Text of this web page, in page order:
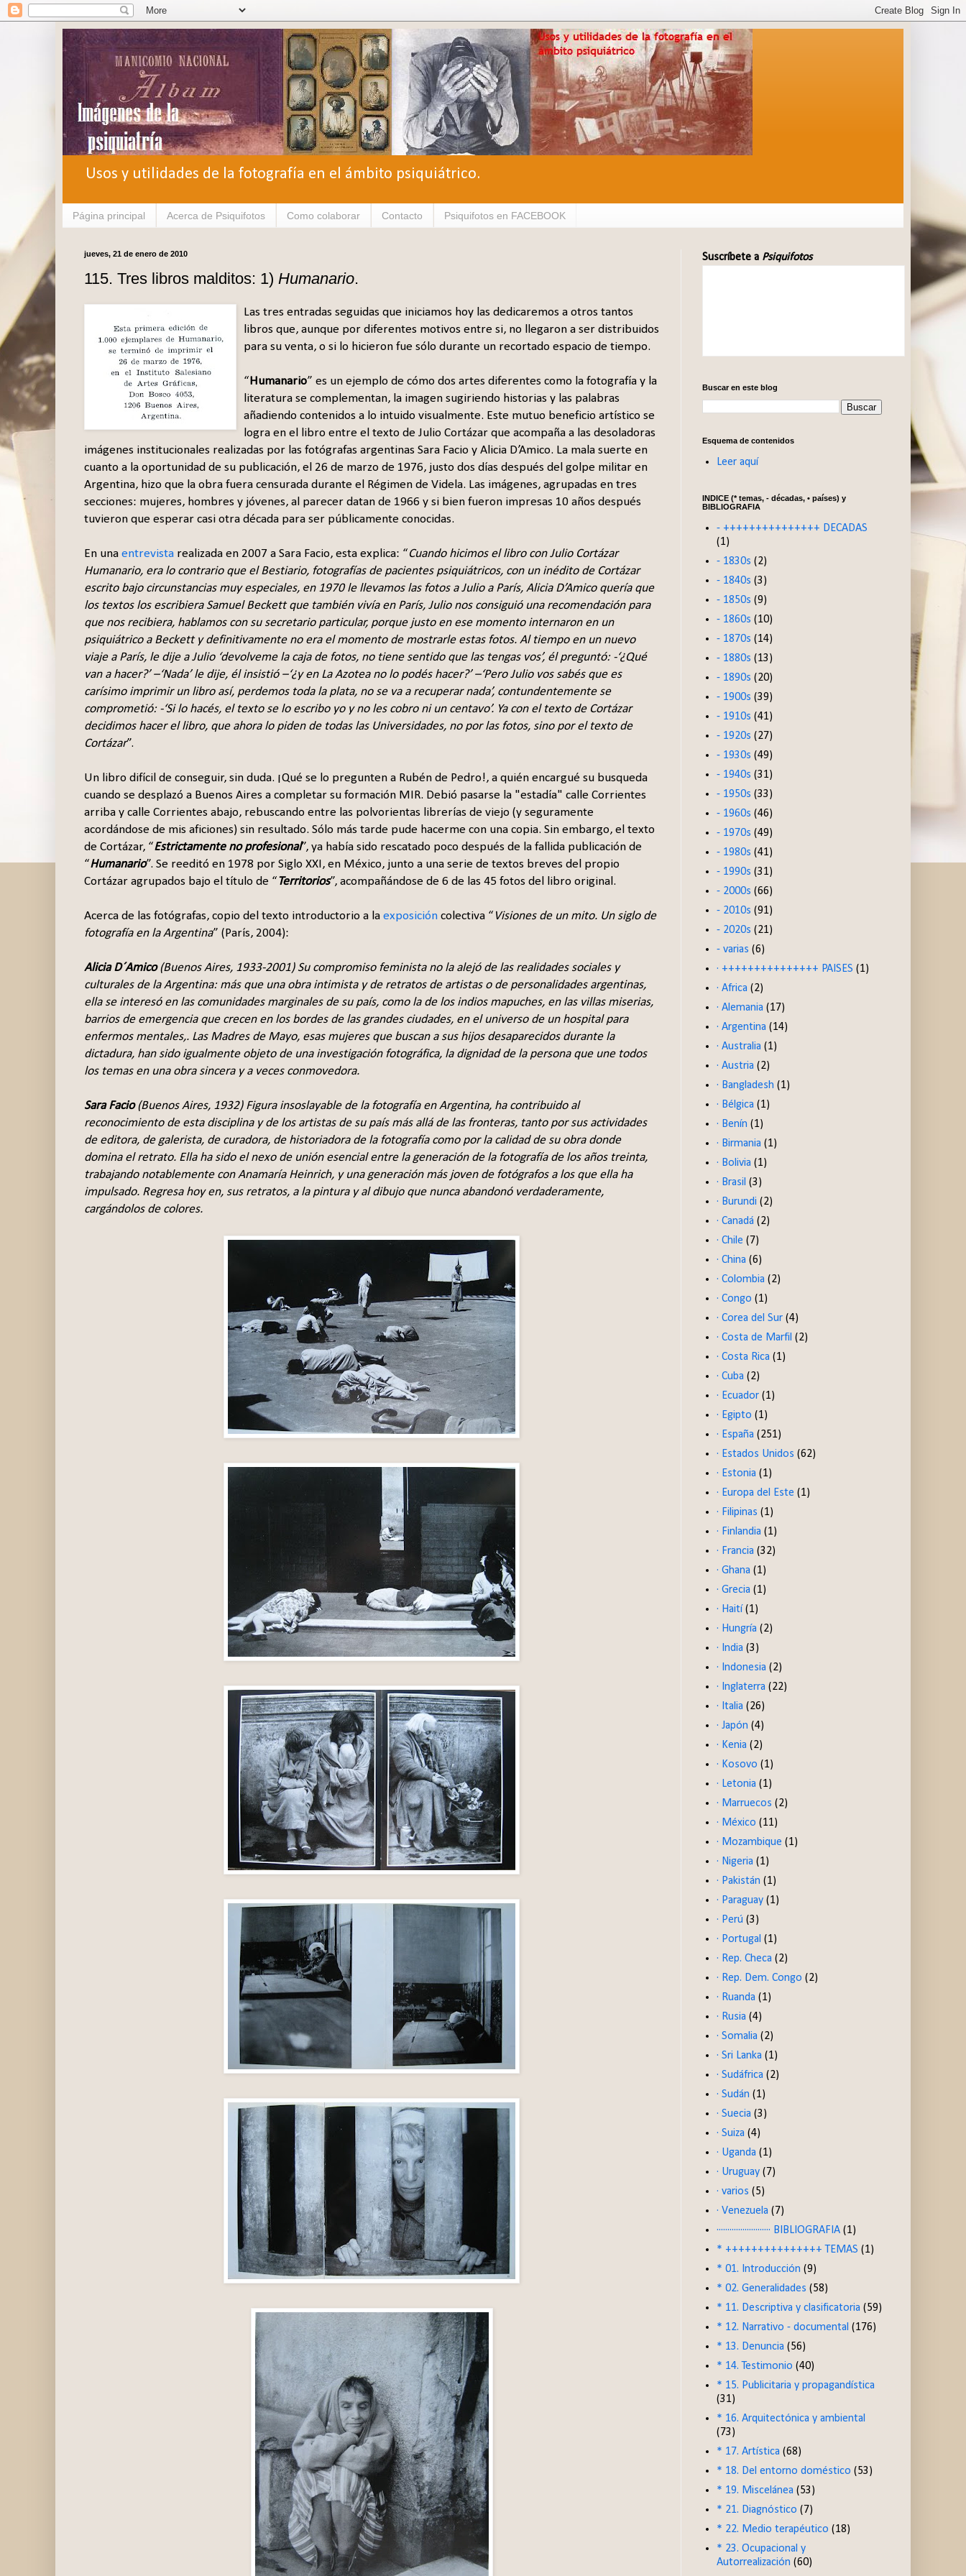
Usos y utilidades de la fotografía en el ámbito psiquiátrico.
Página principal Acerca de Psiquifotos Como colaborar Contacto Psiquifotos en FACEBOOK
jueves, 21 de enero de 2010
115. Tres libros malditos: 1) Humanario.
Las tres entradas seguidas que iniciamos hoy las dedicaremos a otros tantos
libros que, aunque por diferentes motivos entre si, no llegaron a ser distribuidos
para su venta, o si lo hicieron fue sólo durante un recortado espacio de tiempo.
“ Humanario” es un ejemplo de cómo dos artes diferentes como la fotografía y la
literatura se complementan, la imagen sugiriendo historias y las palabras
añadiendo contenidos a lo intuido visualmente. Este mutuo beneficio artístico se
logra en el libro entre el texto de Julio Cortázar que acompaña a las desoladoras
imágenes institucionales realizadas por las fotógrafas argentinas Sara Facio y Alicia D’Amico. La mala suerte en
cuanto a la oportunidad de su publicación, el 26 de marzo de 1976, justo dos días después del golpe militar en
Argentina, hizo que la obra fuera censurada durante el Régimen de Videla. Las imágenes, agrupadas en tres
secciones: mujeres, hombres y jóvenes, al parecer datan de 1966 y si bien fueron impresas 10 años después
tuvieron que esperar casi otra década para ser públicamente conocidas.
En una entrevista realizada en 2007 a Sara Facio, esta explica: “Cuando hicimos el libro con Julio Cortázar
Humanario, era lo contrario que el Bestiario, fotografías de pacientes psiquiátricos, con un inédito de Cortázar
escrito bajo circunstancias muy especiales, en 1970 le llevamos las fotos a Julio a París, Alicia D’Amico quería que
los textos los escribiera Samuel Beckett que también vivía en París, Julio nos consiguió una recomendación para
que nos recibiera, hablamos con su secretario particular, porque justo en ese momento internaron en un
psiquiátrico a Beckett y definitivamente no era el momento de mostrarle estas fotos. Al tiempo en un nuevo
viaje a París, le dije a Julio ‘devolveme la caja de fotos, no tiene sentido que las tengas vos’, él preguntó: -‘¿Qué
van a hacer?’ –‘Nada’ le dije, él insistió –‘¿y en La Azotea no lo podés hacer?’ –‘Pero Julio vos sabés que es
carísimo imprimir un libro así, perdemos toda la plata, no se va a recuperar nada’, contundentemente se
comprometió: -‘Si lo hacés, el texto se lo escribo yo y no les cobro ni un centavo’. Ya con el texto de Cortázar
decidimos hacer el libro, que ahora lo piden de todas las Universidades, no por las fotos, sino por el texto de
Cortázar”.
Un libro difícil de conseguir, sin duda. ¡Qué se lo pregunten a Rubén de Pedro!, a quién encargué su busqueda
cuando se desplazó a Buenos Aires a completar su formación MIR. Debió pasarse la "estadía" calle Corrientes
arriba y calle Corrientes abajo, rebuscando entre las polvorientas librerías de viejo (y seguramente
acordándose de mis aficiones) sin resultado. Sólo más tarde pude hacerme con una copia. Sin embargo, el texto
de Cortázar, “Estrictamente no profesional”, ya había sido rescatado poco después de la fallida publicación de
“Humanario”. Se reeditó en 1978 por Siglo XXI, en México, junto a una serie de textos breves del propio
Cortázar agrupados bajo el título de “Territorios”, acompañándose de 6 de las 45 fotos del libro original.
Acerca de las fotógrafas, copio del texto introductorio a la exposición colectiva “ Visiones de un mito. Un siglo de
fotografía en la Argentina” (París, 2004):
Alicia D´Amico(Buenos Aires, 1933-2001) Su compromiso feminista no la alejó de las realidades sociales y
culturales de la Argentina: más que una obra intimista y de retratos de artistas o de personalidades argentinas,
ella se interesó en las comunidades marginales de su país, como la de los indios mapuches, en las villas miserias,
barrios de emergencia que crecen en los bordes de las grandes ciudades, en el universo de un hospital para
enfermos mentales,. Las Madres de Mayo, esas mujeres que buscan a sus hijos desaparecidos durante la
dictadura, han sido igualmente objeto de una investigación fotográfica, la dignidad de la persona que une todos
los temas en una obra sincera y a veces conmovedora.
Sara Facio(Buenos Aires, 1932) Figura insoslayable de la fotografía en Argentina, ha contribuido al
reconocimiento de esta disciplina y de los artistas de su país más allá de las fronteras, tanto por sus actividades
de editora, de galerista, de curadora, de historiadora de la fotografía como por la calidad de su obra donde
domina el retrato. Ella ha sido el nexo de unión esencial entre la generación de la fotografía de los años treinta,
trabajando notablemente con Anamaría Heinrich, y una generación más joven de fotógrafos a los que ella ha
impulsado. Regresa hoy en, sus retratos, a la pintura y al dibujo que nunca abandonó verdaderamente,
cargándolos de colores.
Suscríbete a Psiquifotos
Buscar en este blog
Esquema de contenidos
Leer aquí
INDICE (* temas, - décadas, • países) y
BIBLIOGRAFIA
- +++++++++++++++ DECADAS
(1)
- 1830s (2)
- 1840s (3)
- 1850s (9)
- 1860s (10)
- 1870s (14)
- 1880s (13)
- 1890s (20)
- 1900s (39)
- 1910s (41)
- 1920s (27)
- 1930s (49)
- 1940s (31)
- 1950s (33)
- 1960s (46)
- 1970s (49)
- 1980s (41)
- 1990s (31)
- 2000s (66)
- 2010s (91)
- 2020s (21)
- varias (6)
· +++++++++++++++ PAISES (1)
· Africa (2)
· Alemania (17)
· Argentina (14)
· Australia (1)
· Austria (2)
· Bangladesh (1)
· Bélgica (1)
· Benín (1)
· Birmania (1)
· Bolivia (1)
· Brasil (3)
· Burundi (2)
· Canadá (2)
· Chile (7)
· China (6)
· Colombia (2)
· Congo (1)
· Corea del Sur (4)
· Costa de Marfil (2)
· Costa Rica (1)
· Cuba (2)
· Ecuador (1)
· Egipto (1)
· España (251)
· Estados Unidos (62)
· Estonia (1)
· Europa del Este (1)
· Filipinas (1)
· Finlandia (1)
· Francia (32)
· Ghana (1)
· Grecia (1)
· Haití (1)
· Hungría (2)
· India (3)
· Indonesia (2)
· Inglaterra (22)
· Italia (26)
· Japón (4)
· Kenia (2)
· Kosovo (1)
· Letonia (1)
· Marruecos (2)
· México (11)
· Mozambique (1)
· Nigeria (1)
· Pakistán (1)
· Paraguay (1)
· Perú (3)
· Portugal (1)
· Rep. Checa (2)
· Rep. Dem. Congo (2)
· Ruanda (1)
· Rusia (4)
· Somalia (2)
· Sri Lanka (1)
· Sudáfrica (2)
· Sudán (1)
· Suecia (3)
· Suiza (4)
· Uganda (1)
· Uruguay (7)
· varios (5)
· Venezuela (7)
························· BIBLIOGRAFIA (1)
* +++++++++++++++ TEMAS (1)
* 01. Introducción (9)
* 02. Generalidades (58)
* 11. Descriptiva y clasificatoria (59)
* 12. Narrativo - documental (176)
* 13. Denuncia (56)
* 14. Testimonio (40)
* 15. Publicitaria y propagandística
(31)
* 16. Arquitectónica y ambiental
(73)
* 17. Artística (68)
* 18. Del entorno doméstico (53)
* 19. Miscelánea (53)
* 21. Diagnóstico (7)
* 22. Medio terapéutico (18)
* 23. Ocupacional y
Autorrealización (60)